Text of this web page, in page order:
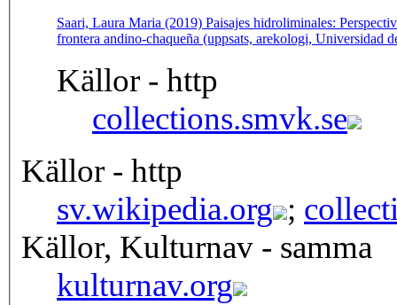
Saari, Laura Maria (2019) Paisajes hidroliminales:
frontera andino-chaqueña (uppsats, arekologi, Universidad
Källor - http
collections.smvk.se
Källor - http
sv.wikipedia.org ;
Källor, Kulturnav - samma
kulturnav.org